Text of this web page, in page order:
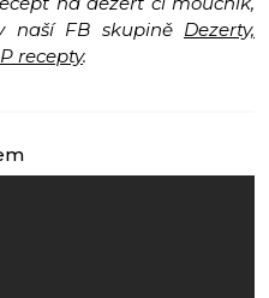
naší FB skupině Dezerty,
recepty.